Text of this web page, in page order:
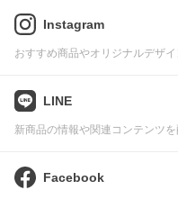
Instagram
おすすめ商品やオリジナルデザ
LINE
新商品の情報や関連コンテンツ
Facebook